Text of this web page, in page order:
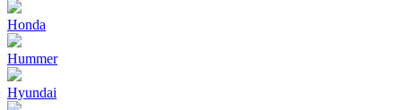
Honda
Hummer
Hyundai